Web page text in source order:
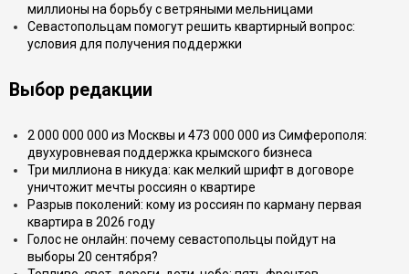
миллионы на борьбу с ветряными мельницами
Севастопольцам помогут решить квартирный вопрос:
условия для получения поддержки
Выбор редакции
2 000 000 000 из Москвы и 473 000 000 из Симферополя:
двухуровневая поддержка крымского бизнеса
Три миллиона в никуда: как мелкий шрифт в договоре
уничтожит мечты россиян о квартире
Разрыв поколений: кому из россиян по карману первая
квартира в 2026 году
Голос не онлайн: почему севастопольцы пойдут на
выборы 20 сентября?